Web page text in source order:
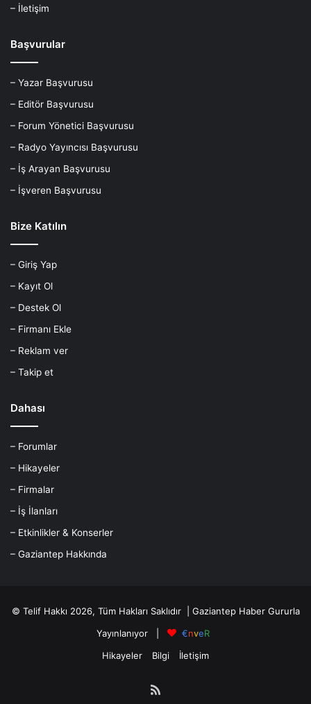
– İletişim
Başvurular
– Yazar Başvurusu
– Editör Başvurusu
– Forum Yönetici Başvurusu
– Radyo Yayıncısı Başvurusu
– İş Arayan Başvurusu
– İşveren Başvurusu
Bize Katılın
– Giriş Yap
– Kayıt Ol
– Destek Ol
– Firmanı Ekle
– Reklam ver
– Takip et
Dahası
– Forumlar
– Hikayeler
– Firmalar
– İş İlanları
– Etkinlikler & Konserler
– Gaziantep Hakkında
© Telif Hakkı 2026, Tüm Hakları Saklıdır | Gaziantep HaberGururla
Yayınlanıyor |
€nveR
Hikayeler
Bilgi İletişim